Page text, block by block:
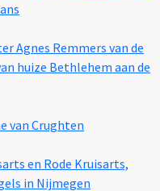
Agnes Remmers van de
huize Bethlehem aan de
van Crughten
en Rode Kruisarts,
in Nijmegen